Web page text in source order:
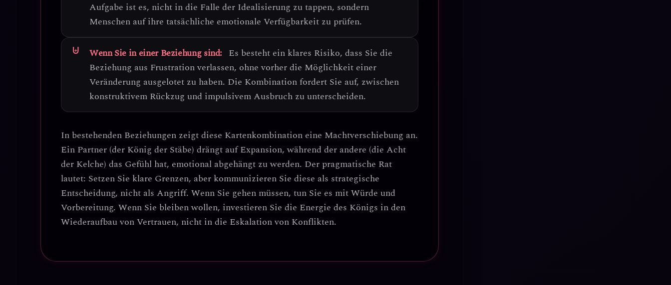
Aufgabe ist es, nicht in die Falle der Idealisierung zu tappen, sondern
Menschen auf ihre tatsächliche emotionale Verfügbarkeit zu prüfen.
Wenn Sie in einer Beziehung sind: Es besteht ein klares Risiko, dass Sie die
Beziehung aus Frustration verlassen, ohne vorher die Möglichkeit einer
Veränderung ausgelotet zu haben. Die Kombination fordert Sie auf, zwischen
konstruktivem Rückzug und impulsivem Ausbruch zu unterscheiden.
In bestehenden Beziehungen zeigt diese Kartenkombination eine Machtverschiebung an.
Ein Partner (der König der Stäbe) drängt auf Expansion, während der andere (die Acht
der Kelche) das Gefühl hat, emotional abgehängt zu werden. Der pragmatische Rat
lautet: Setzen Sie klare Grenzen, aber kommunizieren Sie diese als strategische
Entscheidung, nicht als Angriff. Wenn Sie gehen müssen, tun Sie es mit Würde und
Vorbereitung. Wenn Sie bleiben wollen, investieren Sie die Energie des Königs in den
Wiederaufbau von Vertrauen, nicht in die Eskalation von Konflikten.